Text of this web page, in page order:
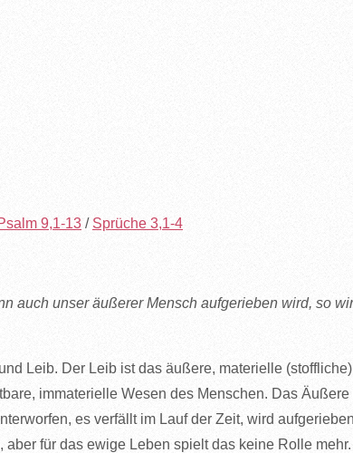
9,1-13 / Sprüche 3,1-4
auch unser äußerer Mensch aufgerieben wird, so
Leib. Der Leib ist das äußere, materielle
immaterielle Wesen des Menschen. Das
es verfällt im Lauf der Zeit, wird
für das ewige Leben spielt das keine Rolle